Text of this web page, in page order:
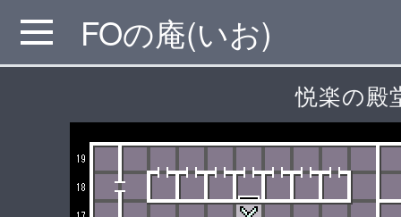
MENU FOの庵(いお)
悦楽の殿